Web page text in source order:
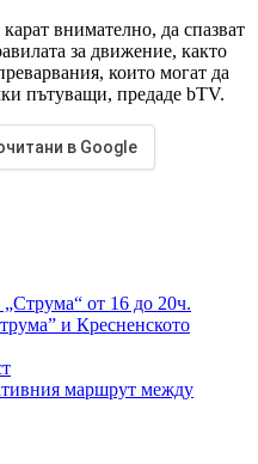
внимателно, да спазват
за движение, както
които могат да
пътуващи, предаде bTV.
в Google
от 16 до 20ч.
и Кресненското
маршрут между